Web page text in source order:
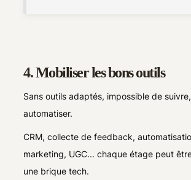
4. Mobiliser les bons outils
Sans outils adaptés, impossible de
automatiser.
CRM, collecte de feedback,
marketing, UGC... chaque étage peut
une brique tech.